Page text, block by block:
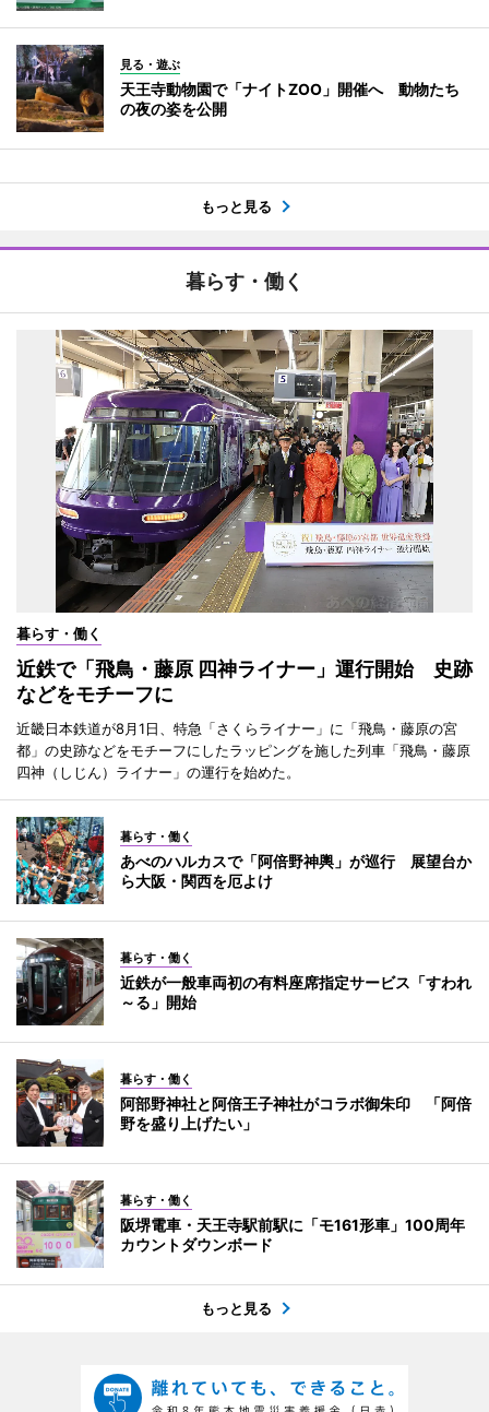
見る・遊ぶ
天王寺動物園で「ナイトZOO」開催へ 動物たち
の夜の姿を公開
もっと見る
暮らす・働く
暮らす・働く
近鉄で「飛鳥・藤原 四神ライナー」運行開始 史跡
などをモチーフに
近畿日本鉄道が8月1日、特急「さくらライナー」に「飛鳥・藤原の宮
都」の史跡などをモチーフにしたラッピングを施した列車「飛鳥・藤原
四神（しじん）ライナー」の運行を始めた。
暮らす・働く
あべのハルカスで「阿倍野神輿」が巡行 展望台か
ら大阪・関西を厄よけ
暮らす・働く
近鉄が一般車両初の有料座席指定サービス「すわれ
～る」開始
暮らす・働く
阿部野神社と阿倍王子神社がコラボ御朱印 「阿倍
野を盛り上げたい」
暮らす・働く
阪堺電車・天王寺駅前駅に「モ161形車」100周年
カウントダウンボード
もっと見る